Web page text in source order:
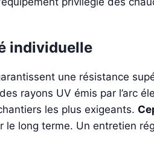
individuelle
une résistance
rayons UV émis par l’arc
les plus exigeants.
long terme. Un entretien